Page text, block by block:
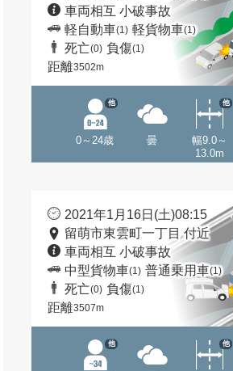
車両相互 小破事故
軽自動車(1) 軽貨物車(1)
死亡(0) 負傷(1)
距離3502m
0～24歳
他
曇
幅9.0～
13.0m
他
2021年1月16日(土)08:15
留萌市東雲町一丁目 付近
車両相互 小破事故
中型貨物車(1) 普通乗用車(1)
死亡(0) 負傷(1)
距離3507m
他 他